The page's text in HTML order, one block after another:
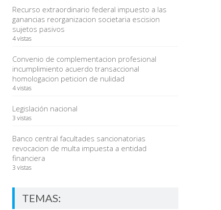
Recurso extraordinario federal impuesto a las
ganancias reorganizacion societaria escision
sujetos pasivos
4 vistas
Convenio de complementacion profesional
incumplimiento acuerdo transaccional
homologacion peticion de nulidad
4 vistas
Legislación nacional
3 vistas
Banco central facultades sancionatorias
revocacion de multa impuesta a entidad
financiera
3 vistas
TEMAS: